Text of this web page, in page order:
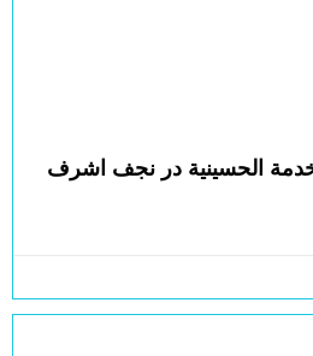
الحسينية در نجف اشرف